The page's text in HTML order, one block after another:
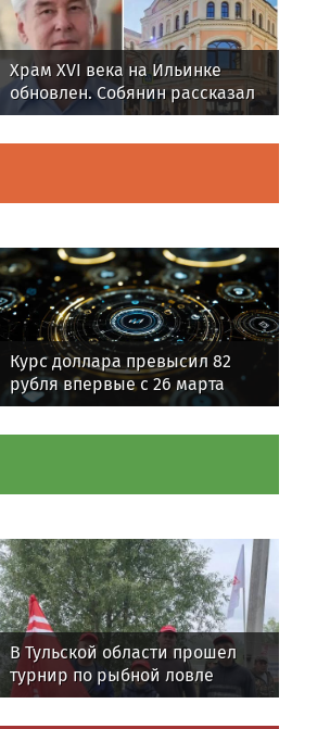
Храм XVI века на Ильинке
обновлен. Собянин рассказал
об итогах работ
Курс доллара превысил 82
рубля впервые с 26 марта
В Тульской области прошел
турнир по рыбной ловле
среди команд